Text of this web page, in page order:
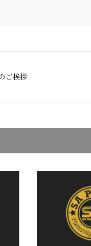
ご挨拶